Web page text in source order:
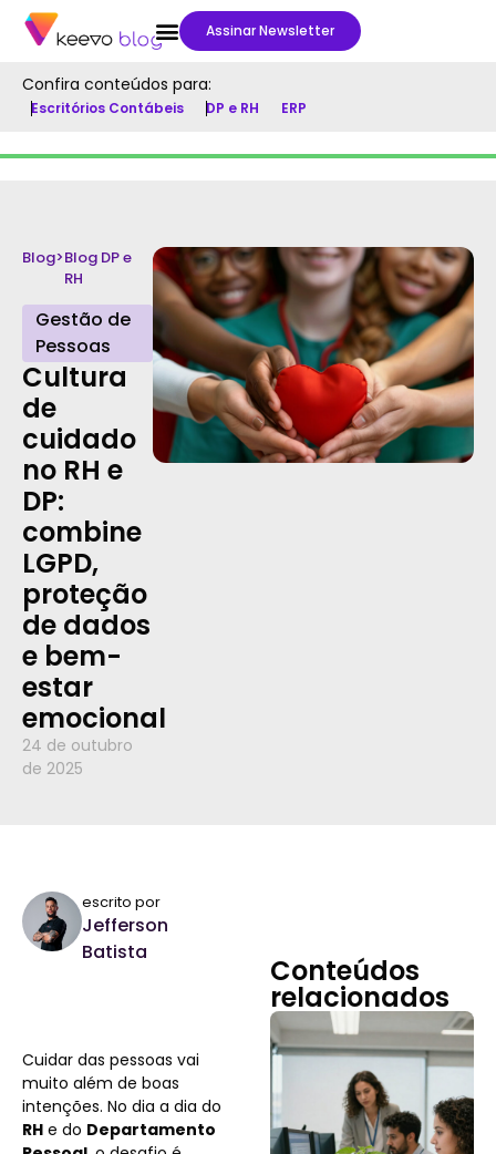
Assinar Newsletter
Confira conteúdos para:
Escritórios Contábeis DP e RH ERP
Blog>Blog DP e
RH
Gestão de
Pessoas
Cultura
de
cuidado
no RH e
DP:
combine
LGPD,
proteção
de dados
e bem-
estar
emocional
24 de outubro
de 2025
escrito por
Jefferson
Batista
Cuidar das pessoas vai
muito além de boas
intenções. No dia a dia do
RH e do Departamento
Conteúdos
relacionados